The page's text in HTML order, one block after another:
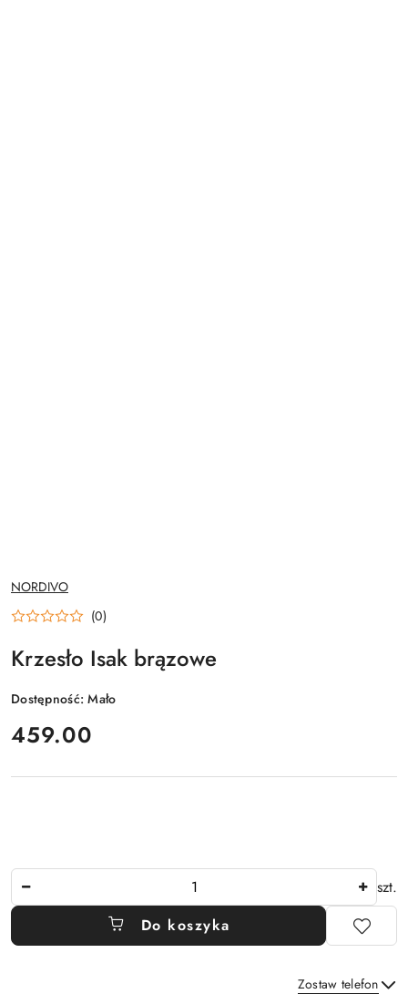
NAZWA
PRODUCENTA:
NORDIVO
(0)
Krzesło Isak brązowe
Dostępność:Mało
cena:
459.00
szt.
Do koszyka
Zostaw telefon